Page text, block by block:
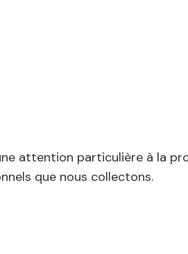
attention particulière à la
que nous collectons.